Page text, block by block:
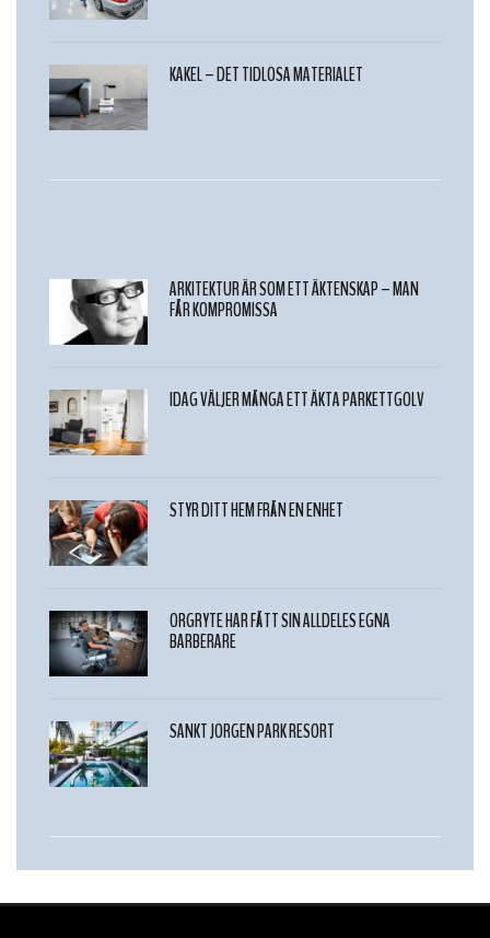
KAKEL – DET TIDLÖSA MATERIALET
ARKITEKTUR ÄR SOM ETT ÄKTENSKAP – MAN
FÅR KOMPROMISSA
IDAG VÄLJER MÅNGA ETT ÄKTA PARKETTGOLV
STYR DITT HEM FRÅN EN ENHET
ÖRGRYTE HAR FÅTT SIN ALLDELES EGNA
BARBERARE
SANKT JÖRGEN PARK RESORT